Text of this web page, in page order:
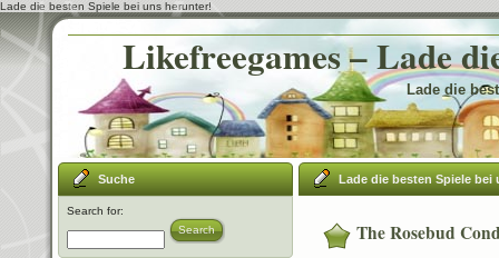
Lade die besten Spiele bei uns herunter!
Likefreegames – Lade
Lade die
Suche
Search for:
Search
Lade die besten Spiele bei
The Rosebud